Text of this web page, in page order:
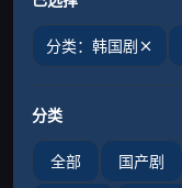
分类：韩国剧
分类
全部 国产剧